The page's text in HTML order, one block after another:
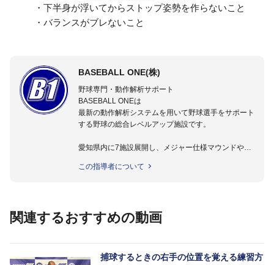
・下半身が浮いてからストップ姿勢を作らないこと
・バランスがブレないこと
BASEBALL ONE(株)
野球専門・動作解析サポート
BASEBALL ONEは
最新の動作解析システムを用いて野球選手をサポート
する野球の総合レベルアップ施設です。
愛知県内に7施設展開し、メジャー仕様マウンドやト
動作解析システムを用いて、小学生からプロ野球選手
この指導者について
関連するおすすめの動画
捕球するときの右手の位置を覚える練習方